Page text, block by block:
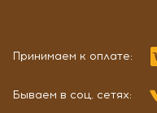
Принимаем к оплате:
Бываем в соц. сетях: